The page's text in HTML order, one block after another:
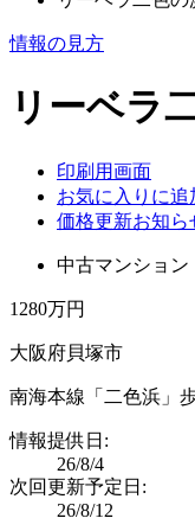
情報の見方
リーベラ
印刷用画面
お気に入りに追
価格更新お知ら
中古マンション
1280万円
大阪府貝塚市
南海本線「二色浜」
情報提供日:
26/8/4
次回更新予定日:
26/8/12